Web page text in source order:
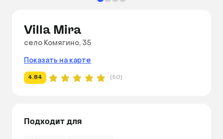
Villa Mira
село Комягино, 35
Показать на карте
4.84 (50)
Подходит для